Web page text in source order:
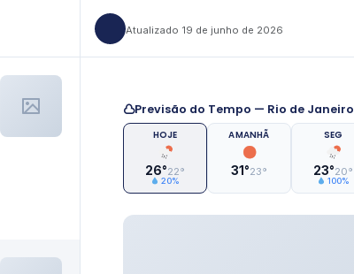
Atualizado 19 de junho de 2026
Previsão do Tempo — Rio de Janeiro
HOJE
26°22°
20%
AMANHÃ
31°23°
SEG
23°20°
100%